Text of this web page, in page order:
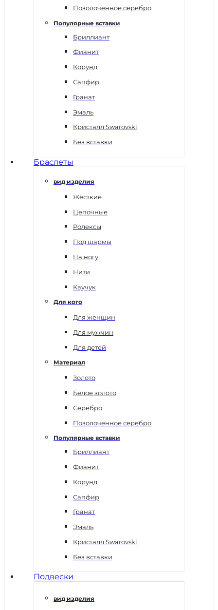
Позолоченное серебро
Популярные вставки
Бриллиант
Фианит
Корунд
Сапфир
Гранат
Эмаль
Кристалл Swarovski
Без вставки
Браслеты
вид изделия
Жёсткие
Цепочные
Ролексы
Под шармы
На ногу
Нити
Каучук
Для кого
Для женщин
Для мужчин
Для детей
Материал
Золото
Белое золото
Серебро
Позолоченное серебро
Популярные вставки
Бриллиант
Фианит
Корунд
Сапфир
Гранат
Эмаль
Кристалл Swarovski
Без вставки
Подвески
вид изделия